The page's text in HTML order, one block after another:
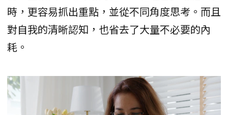
時，更容易抓出重點，並從不同角度思考。而且
對自我的清晰認知，也省去了大量不必要的內
耗。